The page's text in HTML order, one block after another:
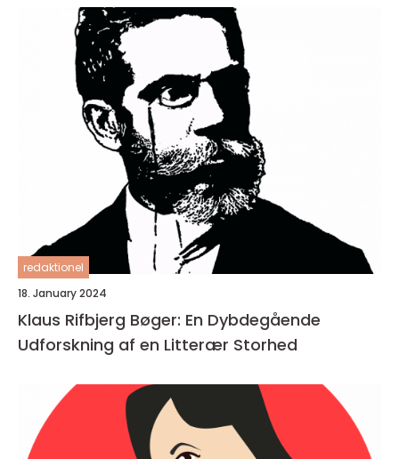
redaktionel
18. January 2024
Klaus Rifbjerg Bøger: En Dybdegående
Udforskning af en Litterær Storhed